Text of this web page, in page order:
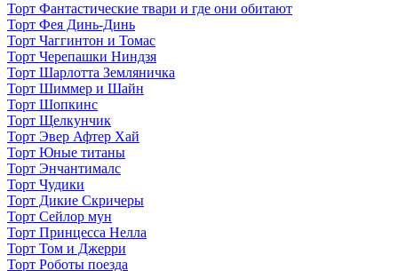
Торт Фантастические твари и где они обитают
Торт Фея Динь-Динь
Торт Чаггинтон и Томас
Торт Черепашки Ниндзя
Торт Шарлотта Земляничка
Торт Шиммер и Шайн
Торт Шопкинс
Торт Щелкунчик
Торт Эвер Афтер Хай
Торт Юные титаны
Торт Энчантималс
Торт Чудики
Торт Дикие Скричеры
Торт Сейлор мун
Торт Принцесса Нелла
Торт Том и Джерри
Торт Роботы поезда